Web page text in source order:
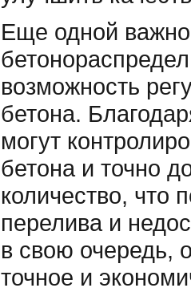
Еще одной
возможность
бетона.
могут
бетона и точно
количество, что
перелива и
в свою очередь,
точное и